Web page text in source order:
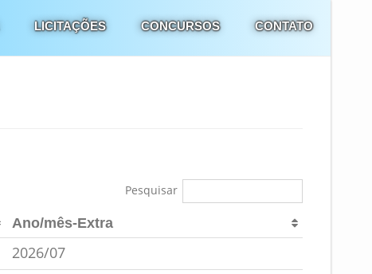
LICITAÇÕES CONCURSOS CONTATO
Pesquisar
Ano/mês-Extra
2026/07